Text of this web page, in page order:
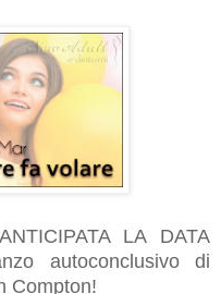
LA DATA
autoconclusivo di
Compton!